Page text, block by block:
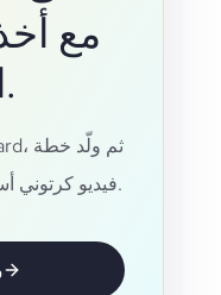
مع
الاعتبار.
فيديو كرتوني أسهل في تحويلها إلى أنيميشن.